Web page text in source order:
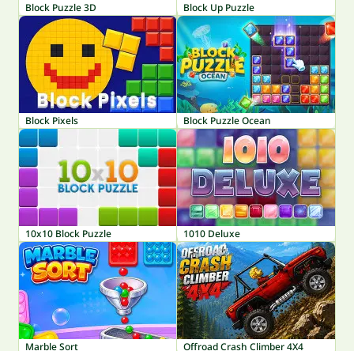
Block Puzzle 3D Block Up Puzzle
Block Pixels Block Puzzle Ocean
10x10 Block Puzzle 1010 Deluxe
Marble Sort Offroad Crash Climber 4X4